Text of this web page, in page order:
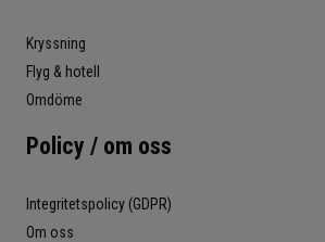
Kryssning
Flyg & hotell
Omdöme
Policy / om oss
Integritetspolicy (GDPR)
Om oss